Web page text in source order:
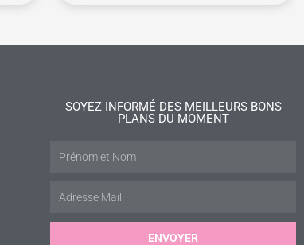
SOYEZ INFORMÉ DES MEILLEURS BONS
PLANS DU MOMENT
ENVOYER